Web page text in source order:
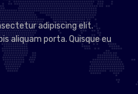
adipiscing elit.
aliquam porta. Quisque eu